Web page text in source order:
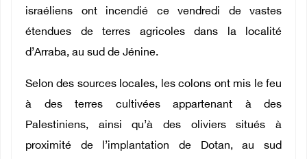
العربية
English
israéliens ont incendié ce vendredi de vastes
étendues de terres agricoles dans la localité
d’Arraba, au sud de Jénine.
Selon des sources locales, les colons ont mis le feu
à des terres cultivées appartenant à des
Palestiniens, ainsi qu’à des oliviers situés à
proximité de l’implantation de Dotan, au sud